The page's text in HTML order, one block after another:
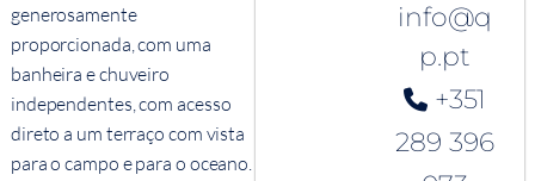
generosamente
proporcionada, com uma
banheira e chuveiro
independentes, com acesso
direto a um terraço com vista
para o campo e para o oceano.
info@q
p.pt
+351
289 396